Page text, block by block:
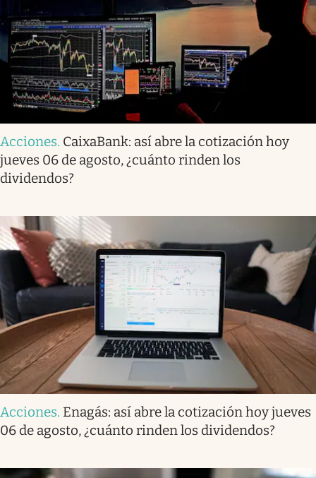
Acciones. CaixaBank: así abre la cotización hoy
jueves 06 de agosto, ¿cuánto rinden los
dividendos?
Acciones. Enagás: así abre la cotización hoy jueves
06 de agosto, ¿cuánto rinden los dividendos?